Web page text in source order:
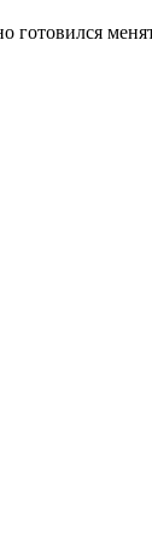
готовился